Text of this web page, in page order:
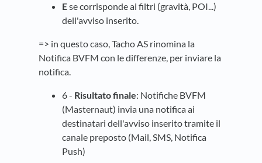
Ese corrisponde ai filtri (gravità, POI...)
dell'avviso inserito.
=> in questo caso, Tacho AS rinomina la
Notifica BVFM con le differenze, per inviare la
notifica.
6 - Risultato finale: Notifiche BVFM
(Masternaut) invia una notifica ai
destinatari dell'avviso inserito tramite il
canale preposto (Mail, SMS, Notifica
Push)